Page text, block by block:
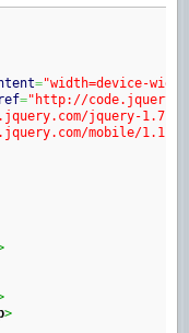
="width=device-
="http://
jquery-
mobile/
>